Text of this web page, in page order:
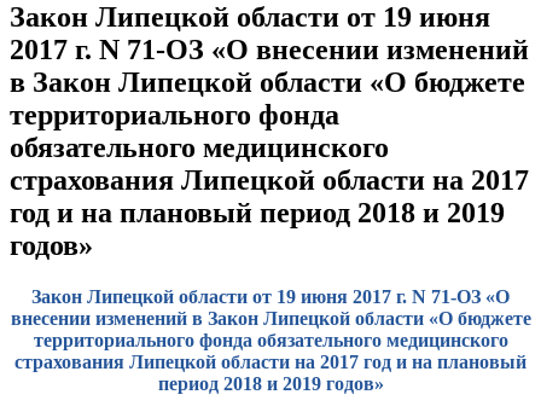
Закон Липецкой области от 19 июня
2017 г. N 71-ОЗ «О внесении изменений
в Закон Липецкой области «О бюджете
территориального фонда
обязательного медицинского
страхования Липецкой области на 2017
год и на плановый период 2018 и 2019
годов»
Закон Липецкой области от 19 июня 2017 г. N 71-ОЗ «О
внесении изменений в Закон Липецкой области «О бюджете
территориального фонда обязательного медицинского
страхования Липецкой области на 2017 год и на плановый
период 2018 и 2019 годов»